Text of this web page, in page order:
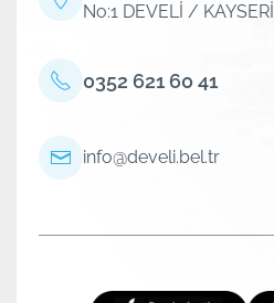
No:1 DEVELİ / KAYSERİ
0352 621 60 41
info@develi.bel.tr